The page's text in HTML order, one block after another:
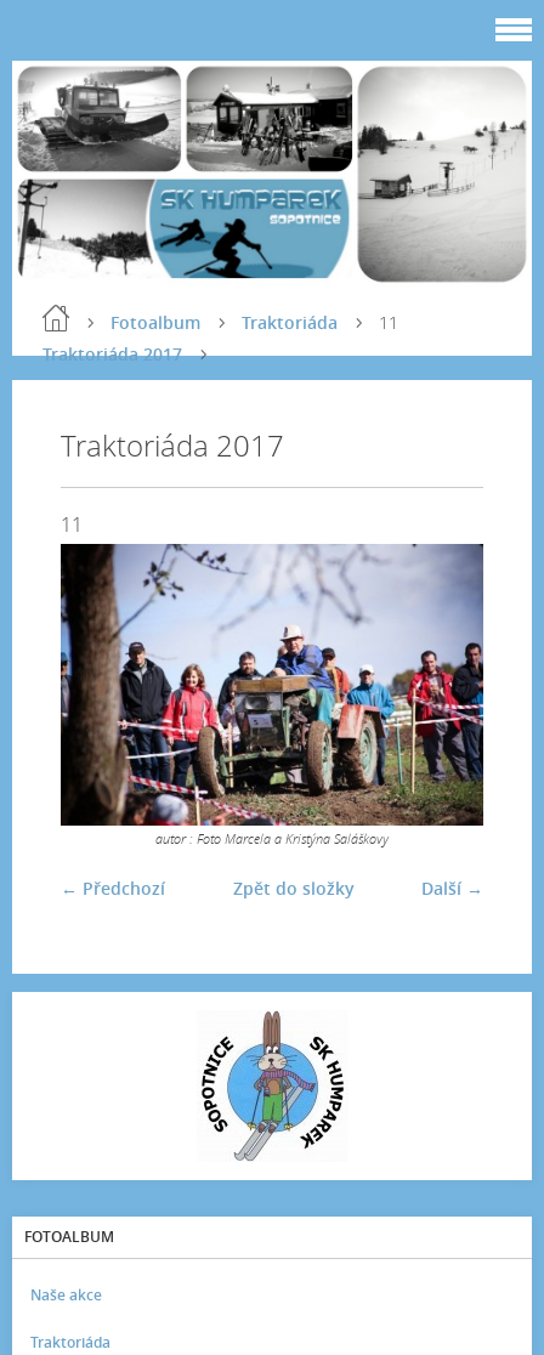
Fotoalbum
Traktoriáda
Traktoriáda 2017
11
Traktoriáda 2017
11
autor : Foto Marcela a Kristýna Saláškovy
← Předchozí Další →
Zpět do složky
FOTOALBUM
Naše akce
Traktoriáda